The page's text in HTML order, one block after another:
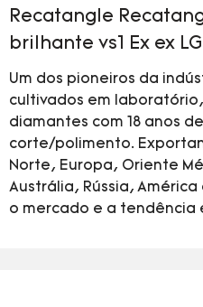
Recatangle
brilhante vs1 Ex ex
Um dos pioneiros da
cultivados em
diamantes com 18 anos
corte/polimento.
Norte, Europa, Oriente
Austrália, Rússia,
o mercado e a tendência